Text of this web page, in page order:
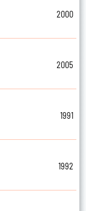
2000
2005
1991
1992